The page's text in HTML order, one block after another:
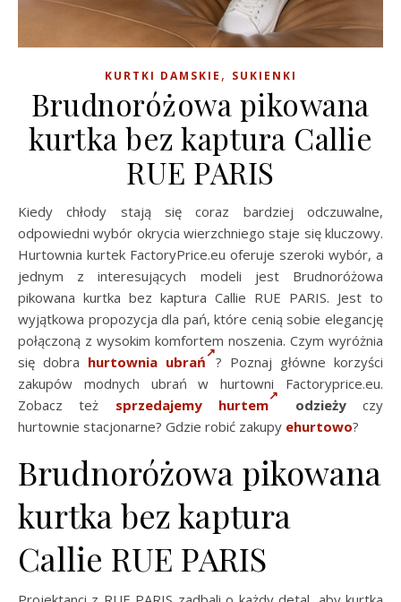
KURTKI DAMSKIE , SUKIENKI
Brudnoróżowa pikowana
kurtka bez kaptura Callie
RUE PARIS
Kiedy chłody stają się coraz bardziej odczuwalne,
odpowiedni wybór okrycia wierzchniego staje się kluczowy.
Hurtownia kurtek FactoryPrice.eu oferuje szeroki wybór, a
jednym z interesujących modeli jest Brudnoróżowa
pikowana kurtka bez kaptura Callie RUE PARIS. Jest to
wyjątkowa propozycja dla pań, które cenią sobie elegancję
połączoną z wysokim komfortem noszenia. Czym wyróżnia
się dobra hurtownia ubrań ? Poznaj główne korzyści
zakupów modnych ubrań w hurtowni Factoryprice.eu.
Zobacz też sprzedajemy hurtem odzieżyczy
hurtownie stacjonarne? Gdzie robić zakupy ehurtowo?
Brudnoróżowa pikowana
kurtka bez kaptura
Callie RUE PARIS